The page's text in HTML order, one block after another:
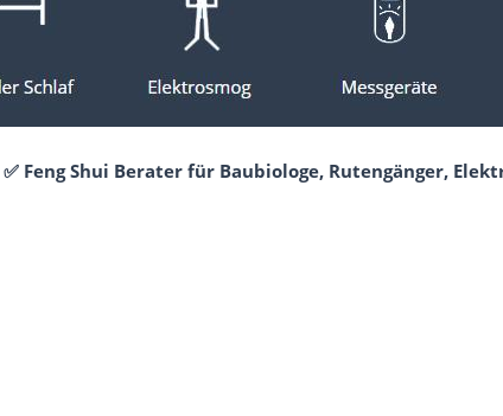
Feng Shui Berater für Baubiologe, Rutengänger,